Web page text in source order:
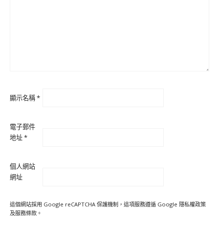
顯示名稱*
電子郵件
地址*
個人網站
網址
這個網站採用 Google reCAPTCHA 保護機制，這項服務遵循 Google 隱私權政策
及服務條款 。